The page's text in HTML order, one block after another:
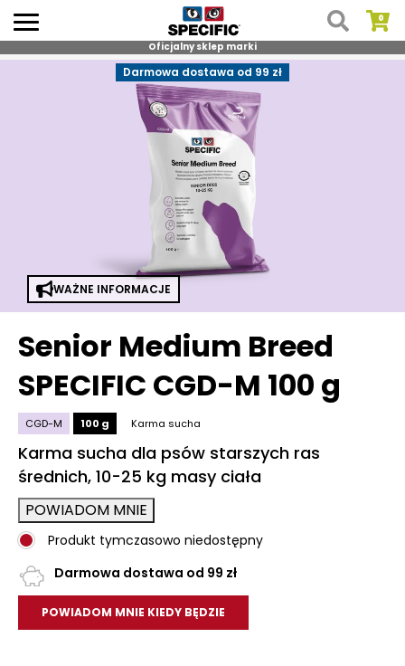
Skip
Oficjalny sklep marki
Darmowa dostawa od 99 zł
WAŻNE INFORMACJE
Senior Medium Breed
SPECIFIC CGD-M 100 g
CGD-M 100 g Karma sucha
Karma sucha dla psów starszych ras
średnich, 10-25 kg masy ciała
POWIADOM MNIE
Produkt tymczasowo niedostępny
Darmowa dostawa od 99 zł
POWIADOM MNIE KIEDY BĘDZIE